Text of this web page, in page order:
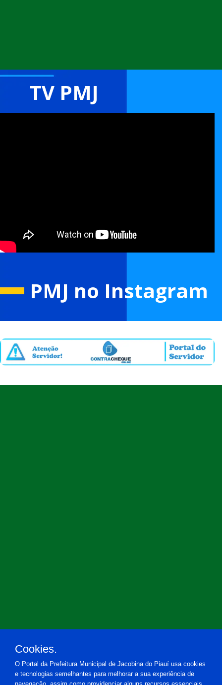
TV PMJ
PMJ no Instagram
Cookies.
O Portal da Prefeitura Municipal de Jacobina do Piauí usa cookies
e tecnologias semelhantes para melhorar a sua experiência de